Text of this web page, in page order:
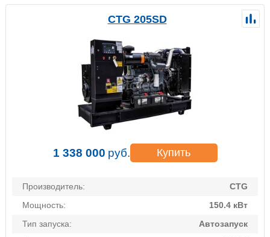
CTG 205SD
1 338 000 руб. Купить
Производитель:
CTG
Мощность:
150.4 кВт
Тип запуска:
Автозапуск